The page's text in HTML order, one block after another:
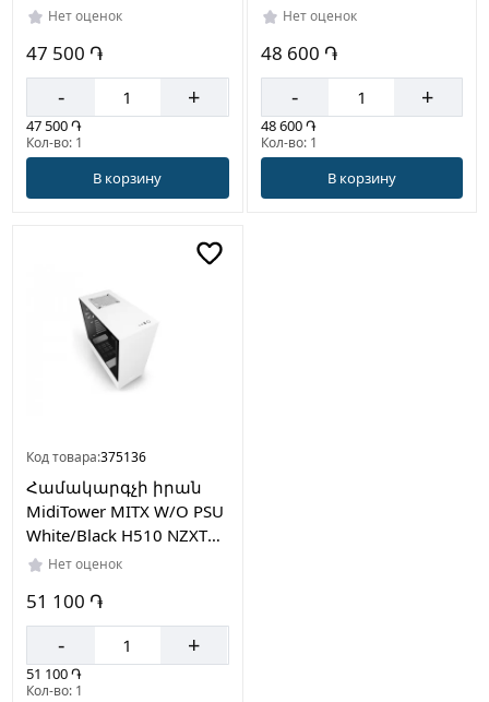
Нет оценок
47 500 ֏
- +
47 500 ֏
Кол-во: 1
В корзину
Нет оценок
48 600 ֏
- +
48 600 ֏
Кол-во: 1
В корзину
Код товара:375136
Համակարգչի իրան
MidiTower MITX W/O PSU
White/Black H510 NZXT
2101534615936
Нет оценок
51 100 ֏
- +
51 100 ֏
Кол-во: 1